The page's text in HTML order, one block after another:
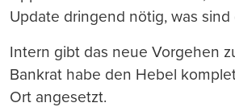
Update dringend nötig, was sind
Intern gibt das neue Vorgehen
Bankrat habe den Hebel
Ort angesetzt.